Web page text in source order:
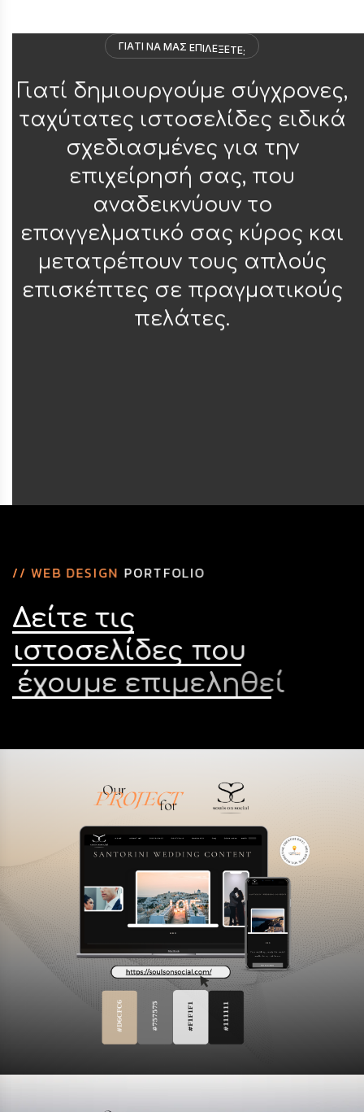
ΓΙΑΤΙ ΝΑ ΜΑΣ ΕΠΙΛΕΞΕΤΕ
Γιατί δημιουργούμε σύγχρονες,
ταχύτατες ιστοσελίδες ειδικά
σχεδιασμένες για την
επιχείρησή σας, που
αναδεικνύουν το
επαγγελματικό σας κύρος και
μετατρέπουν τους απλούς
επισκέπτες σε πραγματικούς
πελάτες.
// WEB DESIGN PORTFOLIO
Δείτε τις
ιστοσελίδες που
έχουμε επιμεληθεί